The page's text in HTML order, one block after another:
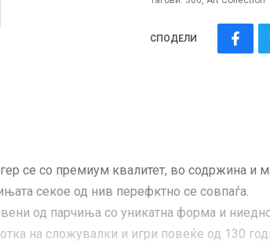
СПОДЕЛИ
со премиум квалитет, во содржина и
секое од нив перефктно се совпаѓа.
од парчиња со уникатна форма и
на сложувалки и игри повеќе од 130